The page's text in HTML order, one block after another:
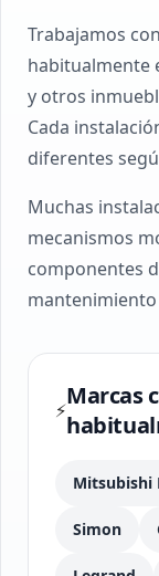
Trabajamos
habitualmente
y otros
Cada
diferentes
Muchas
mecanismos
componentes
⚡Marcas
Mitsubishi
Simon